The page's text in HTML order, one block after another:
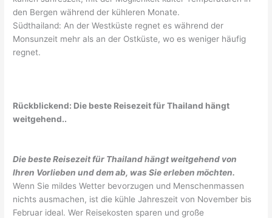
den Bergen während der kühleren Monate.
Südthailand: An der Westküste regnet es während der
Monsunzeit mehr als an der Ostküste, wo es weniger häufig
regnet.
Rückblickend: Die beste Reisezeit für Thailand hängt
weitgehend..
Die beste Reisezeit für Thailand hängt weitgehend von
Ihren Vorlieben und dem ab, was Sie erleben möchten.
Wenn Sie mildes Wetter bevorzugen und Menschenmassen
nichts ausmachen, ist die kühle Jahreszeit von November bis
Februar ideal. Wer Reisekosten sparen und große